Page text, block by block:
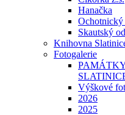
Hanačka
Ochotnický
Skautský
Knihovna
Fotogalerie
Výškové
2026
2025